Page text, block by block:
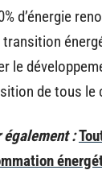
d’énergie
transition
le
de tous le
: